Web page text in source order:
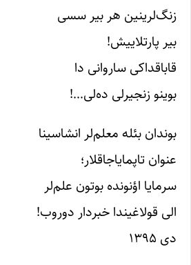
زنگ‌لرینین هر بیر سسی
بیر پارتلاییش!
قاباقداکی ساروانی دا
بوینو زنجیرلی ده‌لی…!
بوندان بئله معلم‌لر انشاسینا
عنوان تاپمایاجاقلار؛
سرمایا اؤنونده بوتون علم‌لر
الی قولاغیندا خبردار دوروب!
دی ۱۳۹۵